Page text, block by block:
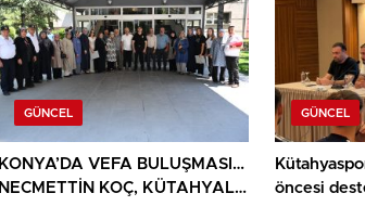
GÜNCEL
KONYA’DA VEFA BULUŞMASI…
NECMETTİN KOÇ, KÜTAHYALI
GÜNCEL
öncesi